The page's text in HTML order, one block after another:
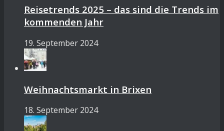
Reisetrends 2025 – das sind die Trends im
kommenden Jahr
19. September 2024
Weihnachtsmarkt in Brixen
18. September 2024